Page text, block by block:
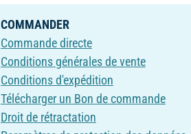
COMMANDER
Commande directe
Conditions générales de vente
Conditions d'expédition
Télécharger un Bon de commande
Droit de rétractation